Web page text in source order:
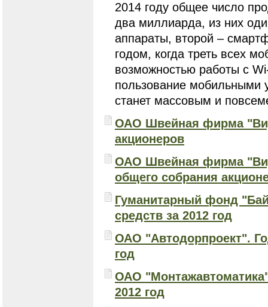
2014 году общее число
два миллиарда, из них
аппараты, второй –
годом, когда треть всех
возможностью работы с
пользование мобильными
станет массовым и
ОАО Швейная фирма
акционеров
ОАО Швейная фирма
общего собрания
Гуманитарный фонд
средств за 2012 год
ОАО "Автодорпроект".
год
ОАО
2012 год